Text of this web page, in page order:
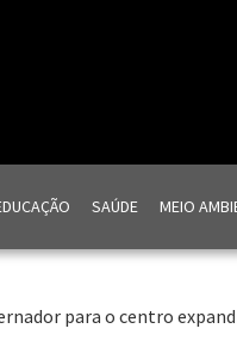
SAÚDE MEIO
para o centro